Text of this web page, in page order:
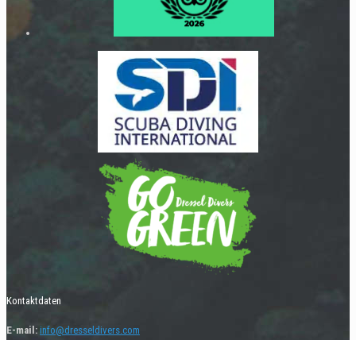
Kontaktdaten
E-mail: info@dresseldivers.com